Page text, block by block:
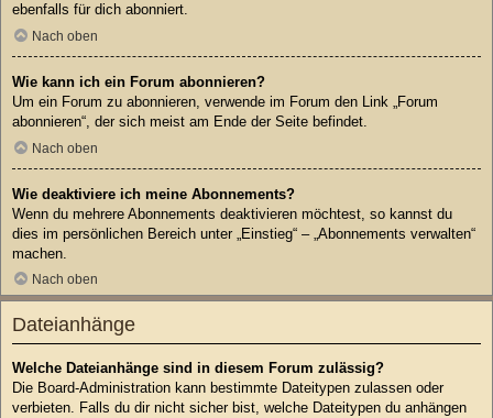
ebenfalls für dich abonniert.
Nach oben
Wie kann ich ein Forum abonnieren?
Um ein Forum zu abonnieren, verwende im Forum den Link „Forum
abonnieren“, der sich meist am Ende der Seite befindet.
Nach oben
Wie deaktiviere ich meine Abonnements?
Wenn du mehrere Abonnements deaktivieren möchtest, so kannst du
dies im persönlichen Bereich unter „Einstieg“ – „Abonnements verwalten“
machen.
Nach oben
Dateianhänge
Welche Dateianhänge sind in diesem Forum zulässig?
Die Board-Administration kann bestimmte Dateitypen zulassen oder
verbieten. Falls du dir nicht sicher bist, welche Dateitypen du anhängen